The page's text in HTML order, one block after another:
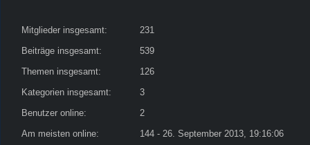
Mitglieder insgesamt:
231
Beiträge insgesamt:
539
Themen insgesamt:
126
Kategorien insgesamt:
3
Benutzer online:
2
Am meisten online:
144 - 26. September 2013, 19:16:06